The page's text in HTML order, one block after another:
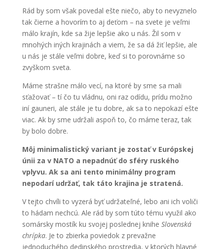
Rád by som však povedal ešte niečo, aby to nevyznelo
tak čierne a hovorím to aj deťom – na svete je veľmi
málo krajín, kde sa žije lepšie ako u nás. Žil som v
mnohých iných krajinách a viem, že sa dá žiť lepšie, ale
u nás je stále veľmi dobre, keď si to porovnáme so
zvyškom sveta.
Máme strašne málo vecí, na ktoré by sme sa mali
sťažovať – tí čo tu vládnu, oni raz odídu, prídu možno
iní gauneri, ale stále je tu dobre, ak sa to nepokazí ešte
viac. Ak by sme udržali aspoň to, čo máme teraz, tak
by bolo dobre.
Môj minimalistický variant je zostať v Európskej
únii za v NATO a nepadnúť do sféry ruského
vplyvu. Ak sa ani tento minimálny program
nepodarí udržať, tak táto krajina je stratená.
V tejto chvíli to vyzerá byť udržateľné, lebo ani ich voliči
to hádam nechcú. Ale rád by som túto tému využil ako
somársky mostík ku svojej poslednej knihe Slovenská
chrípka. Je to zbierka poviedok z prevažne
jednoduchého dedinského prostredia, v ktorých hlavné